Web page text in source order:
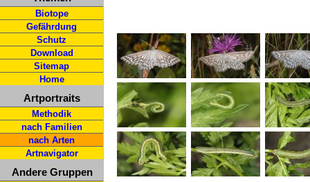
Biotope
Gefährdung
Schutz
Download
Sitemap
Home
Artportraits
Methodik
nach Familien
nach Arten
Artnavigator
Andere Gruppen